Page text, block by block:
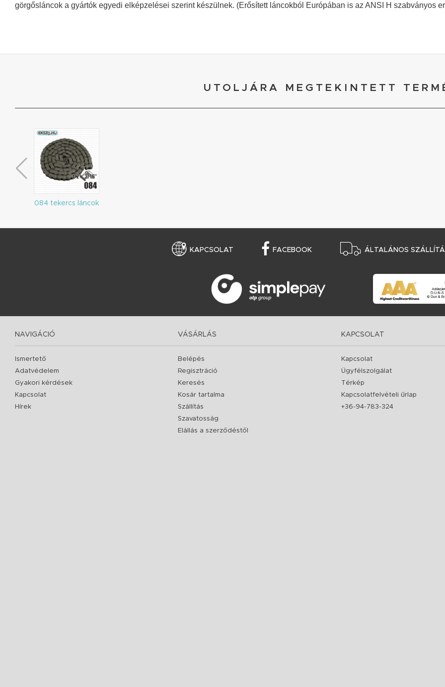
görgősláncok a gyártók egyedi elképzelései szerint készülnek. (Erősített láncokból Európában is az ANSI H szabványos
UTOLJÁRA MEGTEKINTETT
084 tekercs láncok
KAPCSOLAT FACEBOOK ÁLTALÁNOS
NAVIGÁCIÓ
Ismertető
Adatvédelem
Gyakori kérdések
Kapcsolat
Hírek
VÁSÁRLÁS
Belépés
Regisztráció
Keresés
Kosár tartalma
Szállítás
Szavatosság
Elállás a szerződéstől
KAPCSOLAT
Kapcsolat
Ügyfélszolgálat
Térkép
Kapcsolatfelvételi űrlap
+36-94-783-324